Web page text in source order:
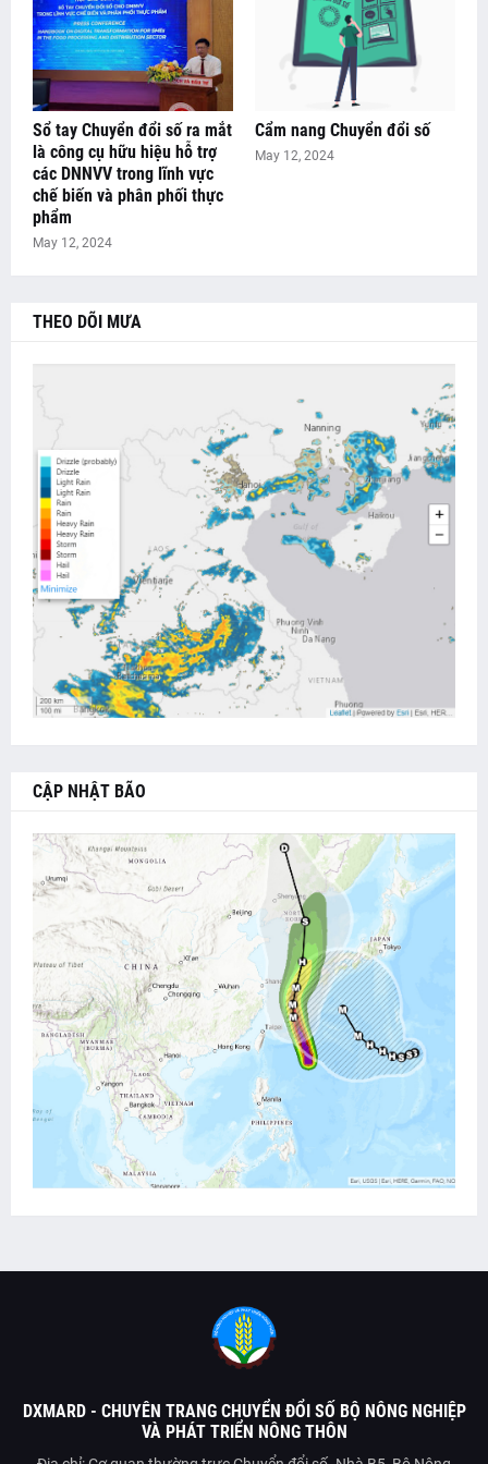
Sổ tay Chuyển đổi số ra mắt
là công cụ hữu hiệu hỗ trợ
các DNNVV trong lĩnh vực
chế biến và phân phối thực
phẩm
May 12, 2024
Cẩm nang Chuyển đổi số
May 12, 2024
THEO DÕI MƯA
CẬP NHẬT BÃO
DXMARD - CHUYÊN TRANG CHUYỂN ĐỔI SỐ BỘ NÔNG NGHIỆP
VÀ PHÁT TRIỂN NÔNG THÔN